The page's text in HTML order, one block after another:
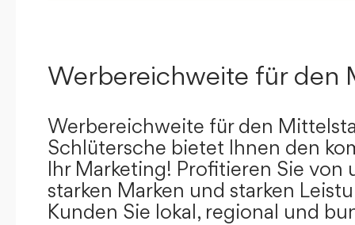
Werbereichweite für den
Werbereichweite für den
Schlütersche bietet Ihnen den
Ihr Marketing! Profitieren Sie von
starken Marken und starken
Kunden Sie lokal, regional und